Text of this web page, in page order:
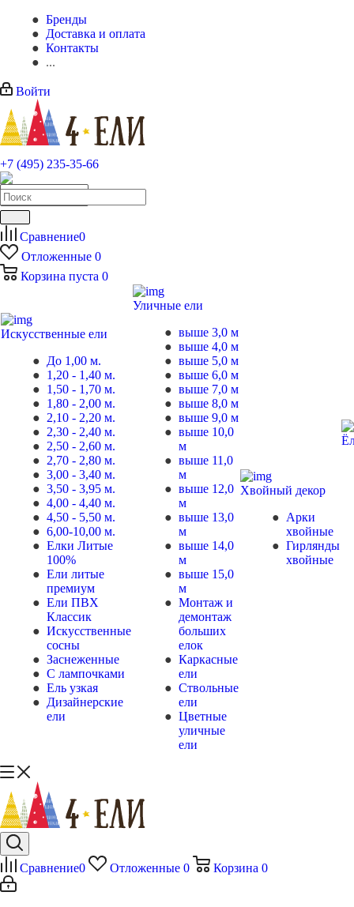
Бренды
Доставка и оплата
Контакты
...
Войти
+7 (495) 235-35-66
Заказать звонок
Сравнение0
Отложенные 0
Корзина пуста 0
Искусственные ели
До 1,00 м.
1,20 - 1,40 м.
1,50 - 1,70 м.
1,80 - 2,00 м.
2,10 - 2,20 м.
2,30 - 2,40 м.
2,50 - 2,60 м.
2,70 - 2,80 м.
3,00 - 3,40 м.
3,50 - 3,95 м.
4,00 - 4,40 м.
4,50 - 5,50 м.
6,00-10,00 м.
Елки Литые
100%
Ели литые
премиум
Ели ПВХ
Классик
Искусственные
сосны
Заснеженные
С лампочками
Ель узкая
Дизайнерские
ели
Уличные ели
выше 3,0 м
выше 4,0 м
выше 5,0 м
выше 6,0 м
выше 7,0 м
выше 8,0 м
выше 9,0 м
выше 10,0
м
выше 11,0
м
выше 12,0
м
выше 13,0
м
выше 14,0
м
выше 15,0
м
Монтаж и
демонтаж
больших
елок
Каркасные
ели
Ствольные
ели
Цветные
уличные
ели
Хвойный декор
Арки
хвойные
Гирлянды
хвойные
Сравнение0 Отложенные 0 Корзина 0